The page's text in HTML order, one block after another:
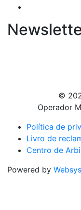
©
Operador
Política de
Livro de
Centro de
Powered by